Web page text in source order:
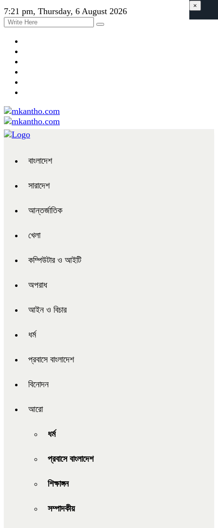
7:21 pm, Thursday, 6 August 2026
বাংলাদেশ
সারাদেশ
আন্তর্জাতিক
খেলা
কম্পিউটার ও আইটি
অপরাধ
আইন ও বিচার
ধর্ম
প্রবাসে বাংলাদেশ
বিনোদন
আরো
ধর্ম
প্রবাসে বাংলাদেশ
শিক্ষাঙ্গন
সম্পাদকীয়
×